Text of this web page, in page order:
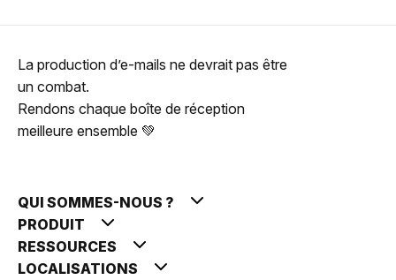
La production d’e-mails ne devrait pas être
un combat.
Rendons chaque boîte de réception
meilleure ensemble 💚
QUI SOMMES-NOUS ?
PRODUIT
RESSOURCES
LOCALISATIONS